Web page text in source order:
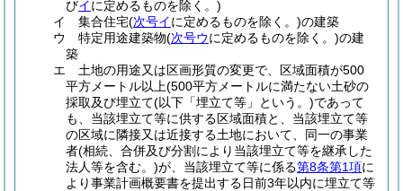
びイに定めるものを除く。)
イ
集合住宅(次号イに定めるものを除く。)の建築
ウ
特定用途建築物(次号ウに定めるものを除く。)の建
築
エ
土地の用途又は区画形質の変更で、区域面積が500
平方メートル以上(500平方メートルに満たない土砂の
採取及び埋立て(以下「埋立て等」という。)であって
も、当該埋立て等に供する区域面積と、当該埋立て等
の区域に隣接又は近接する土地において、同一の事業
者(相続、合併及び分割により当該埋立て等を継承した
法人等を含む。)が、当該埋立て等に係る第8条第1項に
より事業計画概要書を提出する日前3年以内に埋立て等